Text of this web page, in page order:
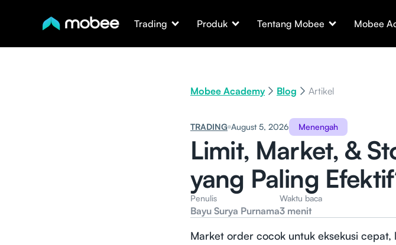
Trading Produk Tentang Mobee Mobee
Mobee Academy Blog Artikel
Menengah
TRADING August 5, 2026
Limit, Market, &
yang Paling
Penulis
Bayu Surya Purnama
Waktu baca
3 menit
Market order cocok untuk eksekusi